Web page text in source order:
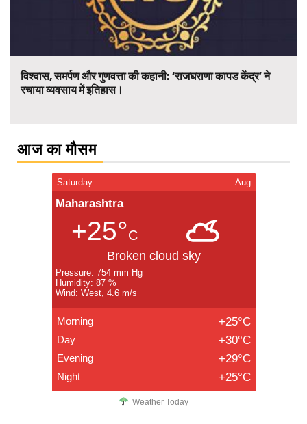
विश्वास, समर्पण और गुणवत्ता की कहानी: ‘राजघराणा कापड केंद्र’ ने
रचाया व्यवसाय में इतिहास।
आज का मौसम
Saturday Aug
Maharashtra
+25°C
Broken cloud sky
Pressure: 754 mm Hg
Humidity: 87 %
Wind: West, 4.6 m/s
Morning +25°C
Day +30°C
Evening +29°C
Night +25°C
Weather Today